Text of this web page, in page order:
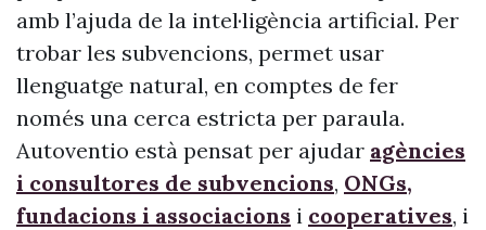
amb l’ajuda de la intel·ligència artificial. Per
trobar les subvencions, permet usar
llenguatge natural, en comptes de fer
només una cerca estricta per paraula.
Autoventio està pensat per ajudar agències
i consultores de subvencions, ONGs,
fundacions i associacions i cooperatives, i